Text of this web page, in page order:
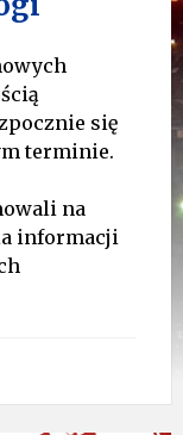
się
terminie.
na
informacji